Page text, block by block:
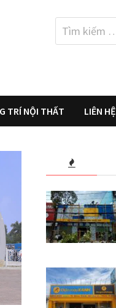
Tìm
kiếm
TRÍ NỘI THẤT LIÊN HỆ